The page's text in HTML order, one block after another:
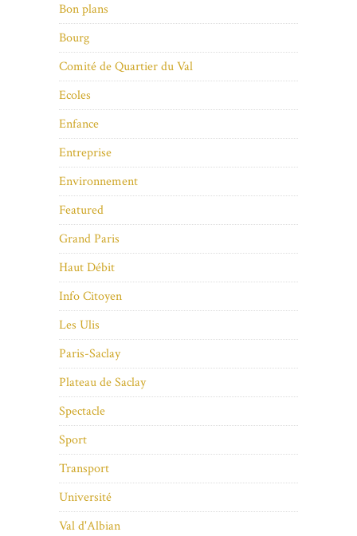
Bon plans
Bourg
Comité de Quartier du Val
Ecoles
Enfance
Entreprise
Environnement
Featured
Grand Paris
Haut Débit
Info Citoyen
Les Ulis
Paris-Saclay
Plateau de Saclay
Spectacle
Sport
Transport
Université
Val d'Albian